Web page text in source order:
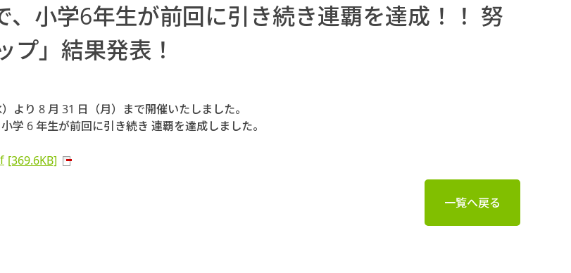
小学6年生が前回に引き続き連覇を達成！！ 努
プ」結果発表！
より 8 月 31 日（月）まで開催いたしました。
6 年生が前回に引き続き 連覇を達成しました。
[369.6KB]
一覧へ戻る